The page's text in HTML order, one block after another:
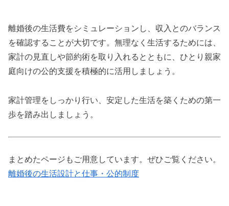
離婚後の生活費をシミュレーションし、収入とのバランス
を確認することが大切です。無理なく生活するためには、
家計の見直しや節約術を取り入れるとともに、ひとり親家
庭向けの公的支援を積極的に活用しましょう。
家計管理をしっかり行い、安定した生活を築くための第一
歩を踏み出しましょう。
まとめたページもご用意しています。ぜひご覧ください。
離婚後の生活設計と仕事・公的制度